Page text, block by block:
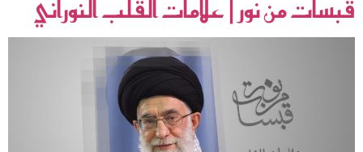
قبسات من نور | علامات القلب النوراني